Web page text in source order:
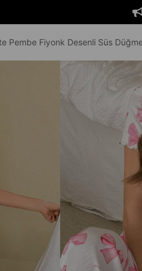
Pembe Fiyonk Desenli Süs